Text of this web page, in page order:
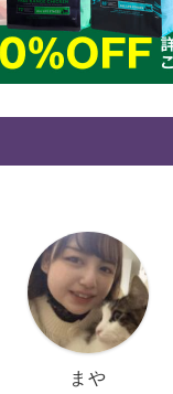
まや